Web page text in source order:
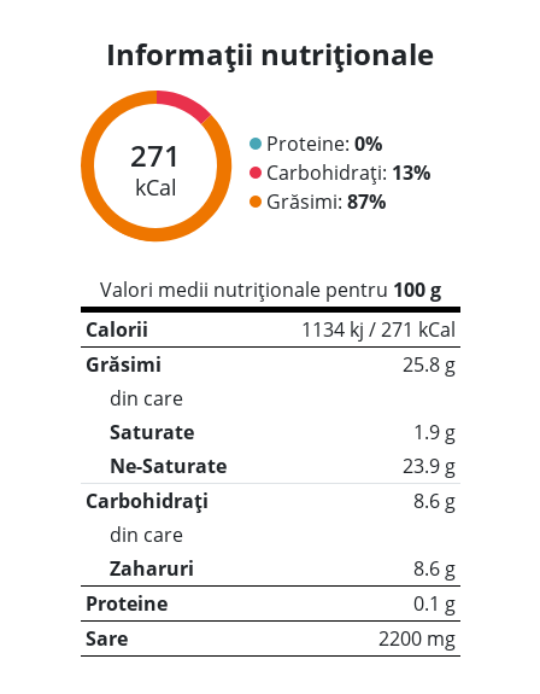
Informații nutriționale
271
kCal
Proteine: 0%
Carbohidrați: 13%
Grăsimi: 87%
Valori medii nutriționale pentru 100 g
Calorii
1134 kj / 271 kCal
Grăsimi
25.8 g
din care
Saturate
1.9 g
Ne-Saturate
23.9 g
Carbohidrați
8.6 g
din care
Zaharuri
8.6 g
Proteine
0.1 g
Sare
2200 mg